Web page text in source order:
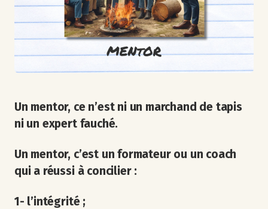
Un mentor, ce n’est ni un marchand de tapis
ni un expert fauché.
Un mentor, c’est un formateur ou un coach
qui a réussi à concilier :
1- l’intégrité ;